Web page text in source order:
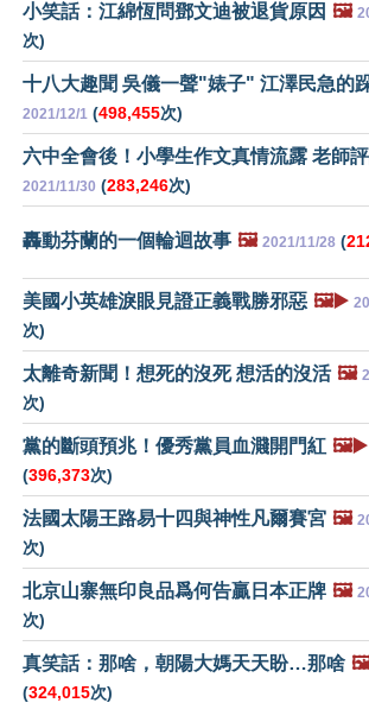
小笑話：江綿恆問鄧文迪被退貨原因 🖼️
次)
十八大趣聞 吳儀一聲"婊子" 江澤民急的
2021/12/1 (498,455次)
六中全會後！小學生作文真情流露 老師
2021/11/30 (283,246次)
轟動芬蘭的一個輪迴故事 🖼️ 2021/11/28 (
美國小英雄淚眼見證正義戰勝邪惡 🖼️▶️
次)
太離奇新聞！想死的沒死 想活的沒活 🖼️
次)
黨的斷頭預兆！優秀黨員血濺開門紅 🖼️▶️
(396,373次)
法國太陽王路易十四與神性凡爾賽宮 🖼️
次)
北京山寨無印良品爲何告贏日本正牌 🖼️
次)
真笑話：那啥，朝陽大媽天天盼…那啥
(324,015次)